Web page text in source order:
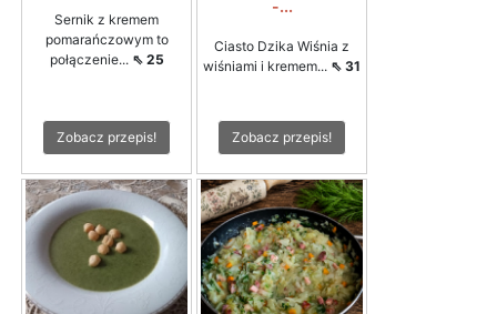
Sernik z kremem
pomarańczowym to
połączenie... ⇖ 25
Zobacz przepis!
-...
Ciasto Dzika Wiśnia z
wiśniami i kremem... ⇖ 31
Zobacz przepis!